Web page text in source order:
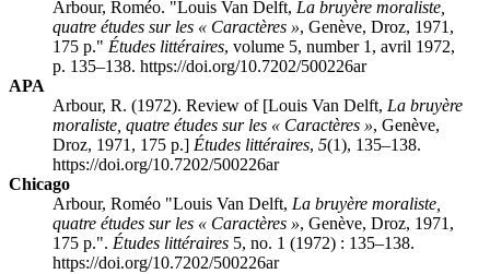
Arbour, Roméo. "Louis Van Delft, La bruyère moraliste,
quatre études sur les « Caractères », Genève, Droz, 1971,
175 p." Études littéraires, volume 5, number 1, avril 1972,
p. 135–138. https://doi.org/10.7202/500226ar
APA
Arbour, R. (1972). Review of [Louis Van Delft, La bruyère
moraliste, quatre études sur les « Caractères », Genève,
Droz, 1971, 175 p.] Études littéraires, 5(1), 135–138.
https://doi.org/10.7202/500226ar
Chicago
Arbour, Roméo "Louis Van Delft, La bruyère moraliste,
quatre études sur les « Caractères », Genève, Droz, 1971,
175 p.". Études littéraires 5, no. 1 (1972) : 135–138.
https://doi.org/10.7202/500226ar